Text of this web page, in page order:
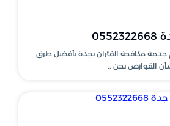
مكافحة الفئران بجدة بأفضل طرق
القوارض نحن ..